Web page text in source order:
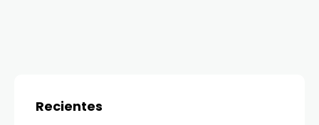
Recientes